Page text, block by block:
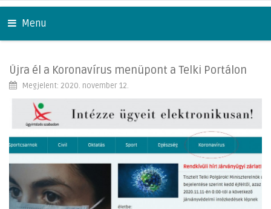
Menu
Újra él a Koronavírus menüpont a Telki Portálon
Megjelent: 2020. november 12.